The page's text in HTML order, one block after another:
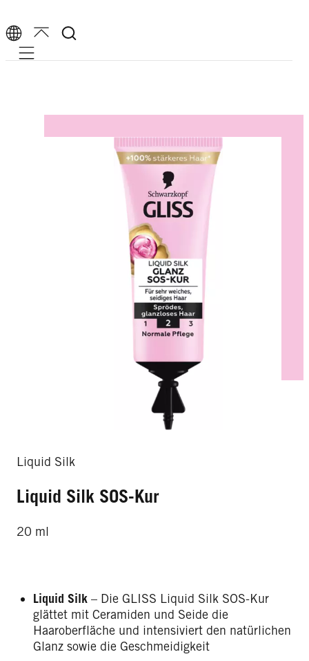
Mobile navigation
Liquid Silk
Liquid Silk SOS-Kur
20 ml
Liquid Silk – Die GLISS Liquid Silk SOS-Kur
glättet mit Ceramiden und Seide die
Haaroberfläche und intensiviert den natürlichen
Glanz sowie die Geschmeidigkeit